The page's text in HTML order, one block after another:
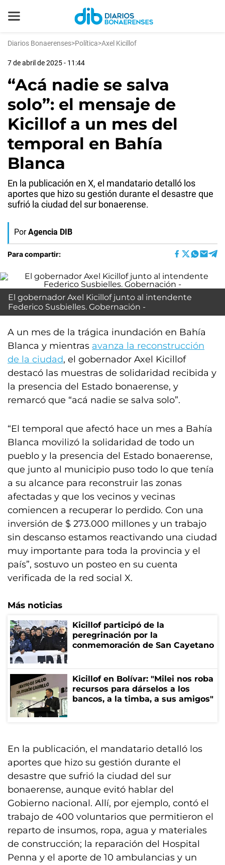
Diarios Bonaerenses>Política>Axel Kicillof
7 de abril de 2025 - 11:44
“Acá nadie se salva
solo”: el mensaje de
Kicillof a un mes del
temporal en Bahía
Blanca
En la publicación en X, el mandatario detalló los
aportes que hizo su gestión durante el desastre que
sufrió la ciudad del sur bonaerense.
Por Agencia DIB
Para compartir:
El gobernador Axel Kicillof junto al intendente
Federico Susbielles. Gobernación -
A un mes de la trágica inundación en Bahía
Blanca y mientras avanza la reconstrucción
de la ciudad, el gobernador Axel Kicillof
destacó las muestras de solidaridad recibida y
la presencia del Estado bonaerense, y
remarcó que “acá nadie se salva solo”.
“El temporal que afectó hace un mes a Bahía
Blanca movilizó la solidaridad de todo un
pueblo y la presencia del Estado bonaerense,
que junto al municipio puso todo lo que tenía
a su alcance para reconstruir las zonas
afectadas y que los vecinos y vecinas
comiencen a recuperar lo perdido. Con una
inversión de $ 273.000 millones y un trabajo
sin descanso estamos reactivando una ciudad
muy importante para toda la provincia y el
país”, sostuvo un posteo en su cuenta
verificada de la red social X.
Más noticias
Kicillof participó de la
peregrinación por la
conmemoración de San Cayetano
Kicillof en Bolívar: "Milei nos roba
recursos para dárselos a los
bancos, a la timba, a sus amigos"
En la publicación, el mandatario detalló los
aportes que hizo su gestión durante el
desastre que sufrió la ciudad del sur
bonaerense, aunque evitó hablar del
Gobierno nacional. Allí, por ejemplo, contó el
trabajo de 400 voluntarios que permitieron el
reparto de insumos, ropa, agua y materiales
de construcción; la reparación del Hospital
Penna y el aporte de 10 ambulancias y un